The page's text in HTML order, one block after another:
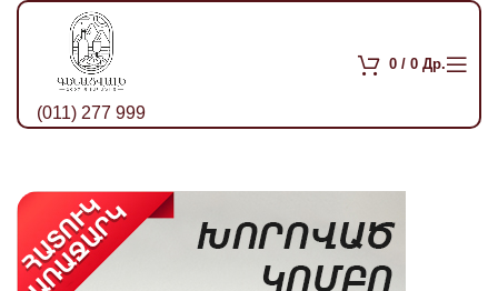
(011) 277 999
0 / 0 Др.